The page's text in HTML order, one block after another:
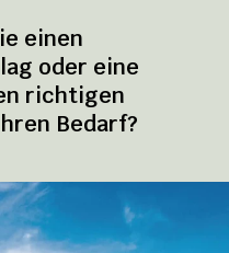
einen
oder eine
richtigen
Bedarf?